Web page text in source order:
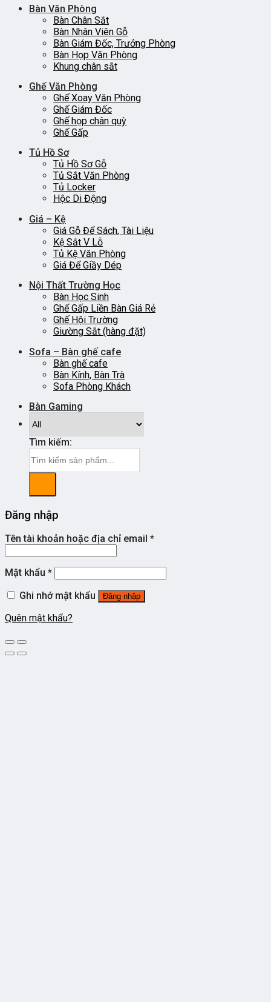
Bàn Văn Phòng
Bàn Chân Sắt
Bàn Nhân Viên Gỗ
Bàn Giám Đốc, Trưởng Phòng
Bàn Họp Văn Phòng
Khung chân sắt
Ghế Văn Phòng
Ghế Xoay Văn Phòng
Ghế Giám Đốc
Ghế họp chân quỳ
Ghế Gấp
Tủ Hồ Sơ
Tủ Hồ Sơ Gỗ
Tủ Sắt Văn Phòng
Tủ Locker
Hộc Di Động
Giá – Kệ
Giá Gỗ Để Sách, Tài Liệu
Kệ Sắt V Lỗ
Tủ Kệ Văn Phòng
Giá Để Giầy Dép
Nội Thất Trường Học
Bàn Học Sinh
Ghế Gấp Liền Bàn Giá Rẻ
Ghế Hội Trường
Giường Sắt (hàng đặt)
Sofa – Bàn ghế cafe
Bàn ghế cafe
Bàn Kính, Bàn Trà
Sofa Phòng Khách
Bàn Gaming
Tìm kiếm:
Đăng nhập
Tên tài khoản hoặc địa chỉ email *
Mật khẩu *
Ghi nhớ mật khẩu
Đăng nhập
Quên mật khẩu?